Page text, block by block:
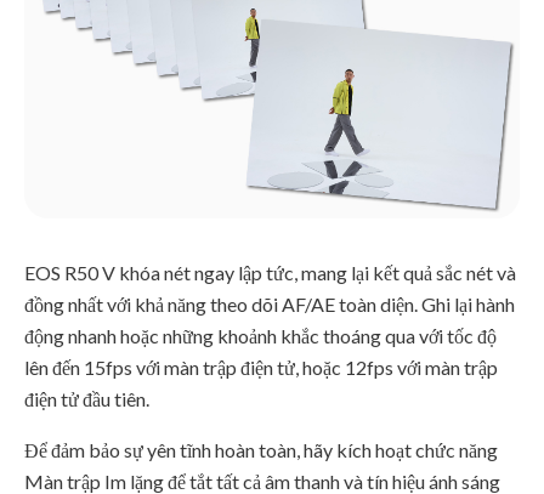
EOS R50 V khóa nét ngay lập tức, mang lại kết quả sắc nét và
đồng nhất với khả năng theo dõi AF/AE toàn diện. Ghi lại hành
động nhanh hoặc những khoảnh khắc thoáng qua với tốc độ
lên đến 15fps với màn trập điện tử, hoặc 12fps với màn trập
điện tử đầu tiên.
Để đảm bảo sự yên tĩnh hoàn toàn, hãy kích hoạt chức năng
Màn trập Im lặng để tắt tất cả âm thanh và tín hiệu ánh sáng